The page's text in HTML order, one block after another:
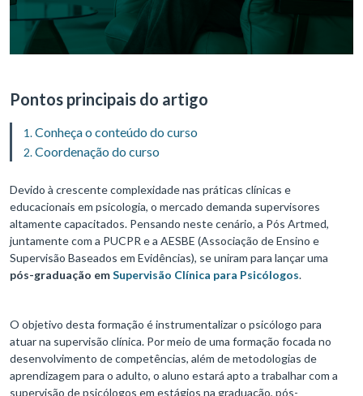
Pontos principais do artigo
Conheça o conteúdo do curso
Coordenação do curso
Devido à crescente complexidade nas práticas clínicas e
educacionais em psicologia, o mercado demanda supervisores
altamente capacitados. Pensando neste cenário, a Pós Artmed,
juntamente com a PUCPR e a AESBE (Associação de Ensino e
Supervisão Baseados em Evidências), se uniram para lançar uma
pós-graduação emSupervisão Clínica para Psicólogos.
O objetivo desta formação é instrumentalizar o psicólogo para
atuar na supervisão clínica. Por meio de uma formação focada no
desenvolvimento de competências, além de metodologias de
aprendizagem para o adulto, o aluno estará apto a trabalhar com a
supervisão de psicólogos em estágios na graduação, pós-